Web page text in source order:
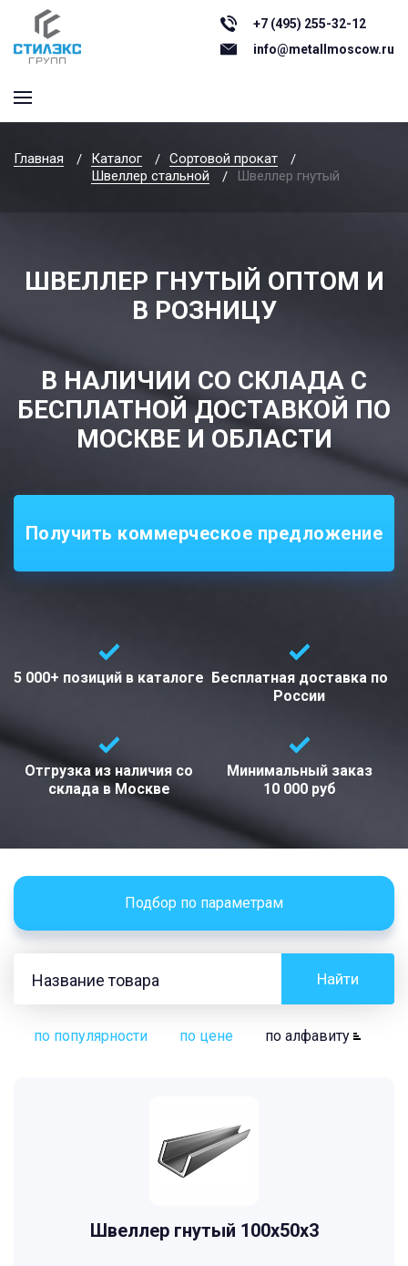
+7 (495) 255-32-12
info@metallmoscow.ru
Главная Каталог
Сортовой прокат
Швеллер стальной
Швеллер гнутый
ШВЕЛЛЕР ГНУТЫЙ ОПТОМ И
В РОЗНИЦУ
В НАЛИЧИИ СО СКЛАДА С
БЕСПЛАТНОЙ ДОСТАВКОЙ ПО
МОСКВЕ И ОБЛАСТИ
Получить коммерческое предложение
5 000+ позиций в каталоге Бесплатная доставка по
России
Отгрузка из наличия со
склада вМоскве
Минимальный заказ
10 000 руб
Подбор по параметрам
Найти
по популярности по цене по алфавиту
Швеллер гнутый 100x50x3